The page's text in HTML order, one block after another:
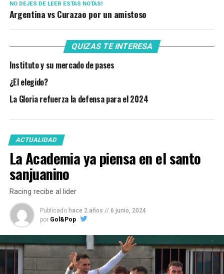
NO DEJES DE LEER ESTAS NOTAS!
Argentina vs Curazao por un amistoso
QUIZAS TE INTERESA
Instituto y su mercado de pases
¿El elegido?
La Gloria refuerza la defensa para el 2024
ACTUALIDAD
La Academia ya piensa en el santo
sanjuanino
Racing recibe al lider
Publicado hace 2 años // 6 junio, 2024
por Gol&Pop